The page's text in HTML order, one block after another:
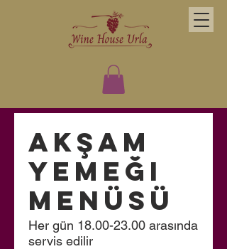
Akşam
Yemeği
Menüsü
Her gün 18.00-23.00 arasında
servis edilir